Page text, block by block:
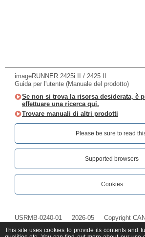
imageRUNNER 2425i II / 2425 II
Guida per l'utente (Manuale del prodotto)
Se non si trova la risorsa desiderata, è
effettuare una ricerca qui.
Trovare manuali di altri prodotti
Please be sure to read
Supported browsers
Cookies
USRMB-0240-01 2026-05 Copyright
This site uses cookies to provide its contents and